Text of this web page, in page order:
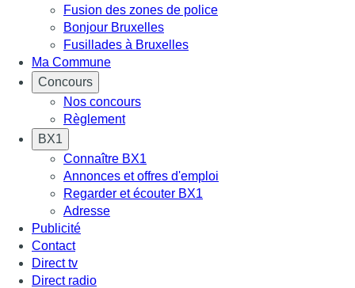
Fusion des zones de police
Bonjour Bruxelles
Fusillades à Bruxelles
Ma Commune
Concours
Nos concours
Règlement
BX1
Connaître BX1
Annonces et offres d'emploi
Regarder et écouter BX1
Adresse
Publicité
Contact
Direct tv
Direct radio